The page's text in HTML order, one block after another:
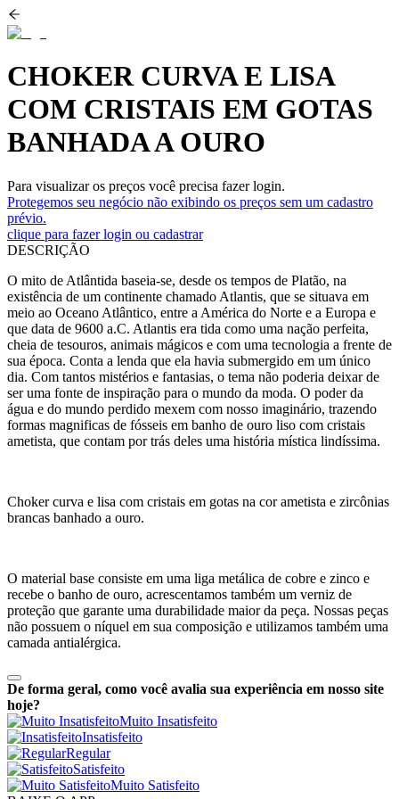
CHOKER CURVA E LISA
COM CRISTAIS EM GOTAS
BANHADA A OURO
Para visualizar os preços você precisa fazer login.
Protegemos seu negócio não exibindo os preços sem um cadastro
prévio.
clique para fazer login ou cadastrar
DESCRIÇÃO
O mito de Atlântida baseia-se, desde os tempos de Platão, na
existência de um continente chamado Atlantis, que se situava em
meio ao Oceano Atlântico, entre a América do Norte e a Europa e
que data de 9600 a.C. Atlantis era tida como uma nação perfeita,
cheia de tesouros, animais mágicos e com uma tecnologia a frente de
sua época. Conta a lenda que ela havia submergido em um único
dia. Com tantos mistérios e fantasias, o tema não poderia deixar de
ser uma fonte de inspiração para o mundo da moda. O poder da
água e do mundo perdido mexem com nosso imaginário, trazendo
formas magnificas de fósseis em banho de ouro liso com cristais
ametista, que contam por trás deles uma história mística lindíssima.
Choker curva e lisa com cristais em gotas na cor ametista e zircônias
brancas banhado a ouro.
O material base consiste em uma liga metálica de cobre e zinco e
recebe o banho de ouro, acrescentamos também um verniz de
proteção que garante uma durabilidade maior da peça. Nossas peças
não possuem o níquel em sua composição e utilizamos também uma
camada antialérgica.
De forma geral, como você avalia sua experiência em nosso site
hoje?
Muito Insatisfeito
Insatisfeito
Regular
Satisfeito
Muito Satisfeito